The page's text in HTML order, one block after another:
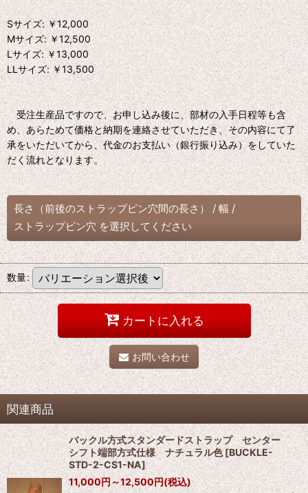
Sサイズ: ￥12,000
Mサイズ: ￥12,500
Lサイズ: ￥13,000
LLサイズ: ￥13,500
受注生産品ですので、お申し込み後に、部材の入手日程等も含
め、あらためて価格と納期を連絡させていただき、その内容にて了
承をいただいてから、代金のお支払い（銀行振り込み）をしていた
だく流れとなります。
長さ（前後のストラップピン穴間の長さ） / 幅 /
ストラップピン穴 を選択してください
数量:
カートに入れる
お問い合わせ
関連商品
バックル方式スタンダードストラップ センター
シフト端部方式仕様 ナチュラル色[BUCKLE-
STD-2-CS1-NA]
11,000円～12,500円(税込)